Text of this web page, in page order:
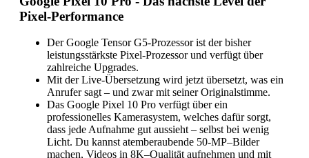
Pixel-Performance
Der Google Tensor G5-Prozessor ist der bisher
leistungsstärkste Pixel-Prozessor und verfügt über
zahlreiche Upgrades.
Mit der Live-Übersetzung wird jetzt übersetzt, was ein
Anrufer sagt – und zwar mit seiner Originalstimme.
Das Google Pixel 10 Pro verfügt über ein
professionelles Kamerasystem, welches dafür sorgt,
dass jede Aufnahme gut aussieht – selbst bei wenig
Licht. Du kannst atemberaubende 50‑MP–Bilder
machen, Videos in 8K–Qualität aufnehmen und mit